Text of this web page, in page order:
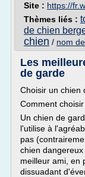
Site : https://
Thèmes liés :
de chien
chien / nom
Les
de garde
Choisir un chien
Comment
Un chien de
l'utilise à
pas
chien
meilleur ami, en
dissuadant